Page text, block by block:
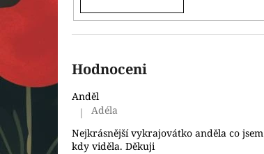
Hodnoceni
Anděl
Hodnocení produktu je 5 z 5 hvězdiček.
|
Adéla
Nejkrásnější vykrajovátko anděla co jsem
kdy viděla. Děkuji